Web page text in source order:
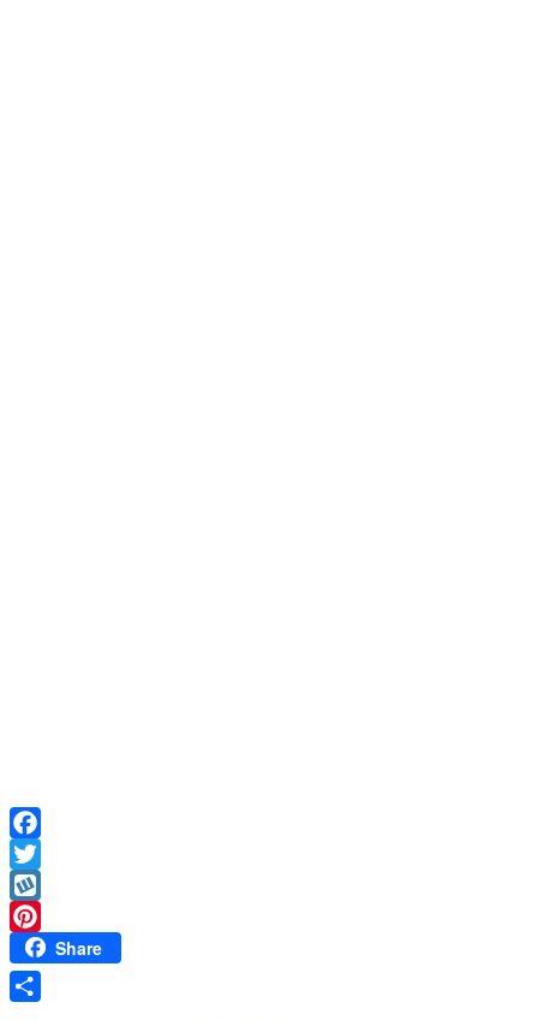
Facebook
Twitter
Wykop
PinterestShare